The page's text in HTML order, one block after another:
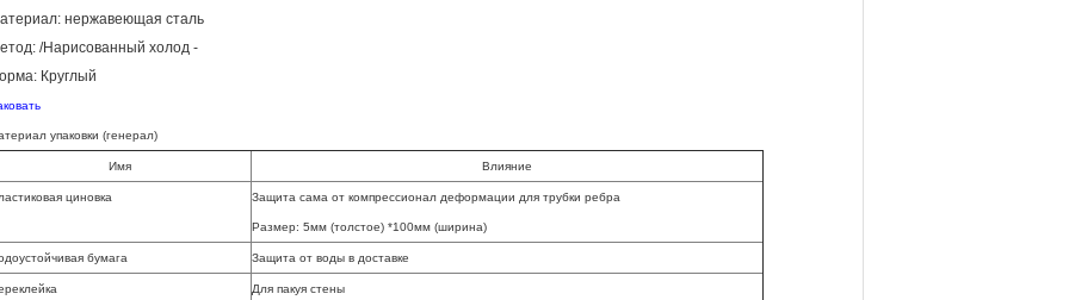
нержавеющая сталь
/Нарисованный холод -
Круглый
упаковки (генерал)
Имя Влияние
циновка Защита сама от компрессионал деформации для трубки ребра
Размер: 5мм (толстое) *100мм (ширина)
бумага Защита от воды в доставке
Для пакуя стены